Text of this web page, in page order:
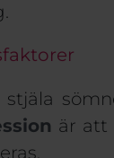
stjäla
är att